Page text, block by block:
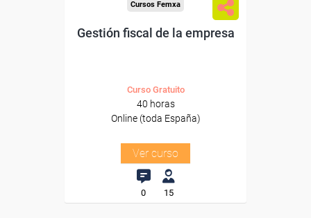
Cursos Femxa
Gestión fiscal de la empresa
Curso Gratuito
40 horas
Online (toda España)
Ver curso
0 15